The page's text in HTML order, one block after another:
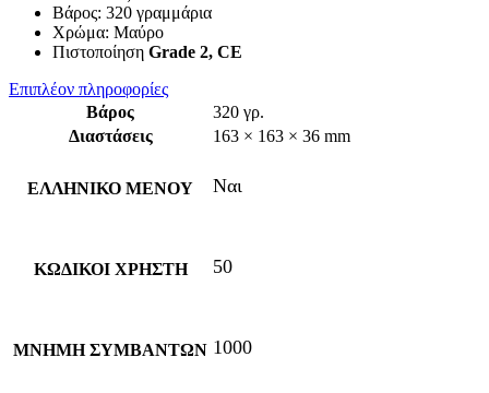
Βάρος: 320 γραμμάρια
Χρώμα: Μαύρο
Πιστοποίηση Grade 2, CE
Επιπλέον πληροφορίες
Βάρος
320 γρ.
Διαστάσεις
163 × 163 × 36 mm
ΕΛΛΗΝΙΚΟ ΜΕΝΟΥ Ναι
ΚΩΔΙΚΟΙ ΧΡΗΣΤΗ 50
ΜΝΗΜΗ ΣΥΜΒΑΝΤΩΝ 1000